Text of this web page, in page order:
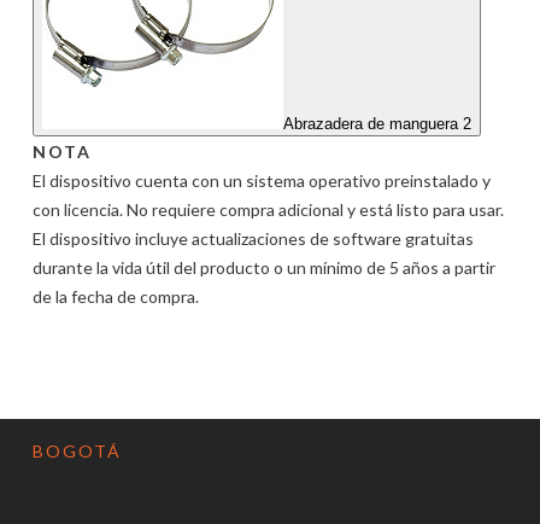
Abrazadera de manguera 2
NOTA
El dispositivo cuenta con un sistema operativo preinstalado y
con licencia. No requiere compra adicional y está listo para usar.
El dispositivo incluye actualizaciones de software gratuitas
durante la vida útil del producto o un mínimo de 5 años a partir
de la fecha de compra.
BOGOTÁ